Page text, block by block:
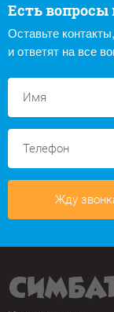
Есть вопросы
Оставьте
и ответят на все
Жду